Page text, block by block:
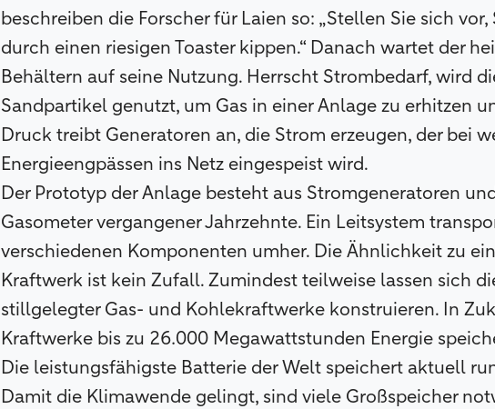
beschreiben die Forscher für Laien so: „Stellen Sie sich
durch einen riesigen Toaster kippen.“ Danach wartet der
Behältern auf seine Nutzung. Herrscht Strombedarf, wird
Sandpartikel genutzt, um Gas in einer Anlage zu erhitzen
Druck treibt Generatoren an, die Strom erzeugen, der bei
Energieengpässen ins Netz eingespeist wird.
Der Prototyp der Anlage besteht aus Stromgeneratoren
Gasometer vergangener Jahrzehnte. Ein Leitsystem
verschiedenen Komponenten umher. Die Ähnlichkeit zu
Kraftwerk ist kein Zufall. Zumindest teilweise lassen sich
stillgelegter Gas- und Kohlekraftwerke konstruieren. In
Kraftwerke bis zu 26.000 Megawattstunden Energie
Die leistungsfähigste Batterie der Welt speichert aktuell
Damit die Klimawende gelingt, sind viele Großspeicher